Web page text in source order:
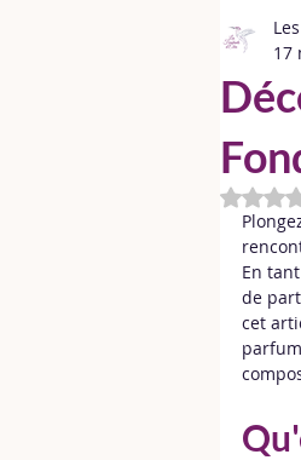
17
En
de
cet